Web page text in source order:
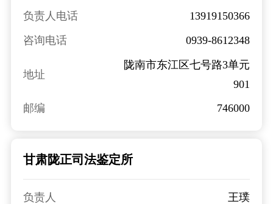
负责人电话
13919150366
咨询电话
0939-8612348
地址
陇南市东江区七号路3单元
901
邮编
746000
甘肃陇正司法鉴定所
负责人
王璞